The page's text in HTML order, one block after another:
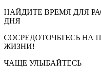
НАЙДИТЕ ВРЕМЯ ДЛЯ
ДНЯ
СОСРЕДОТОЧЬТЕСЬ НА
ЖИЗНИ!
ЧАЩЕ УЛЫБАЙТЕСЬ